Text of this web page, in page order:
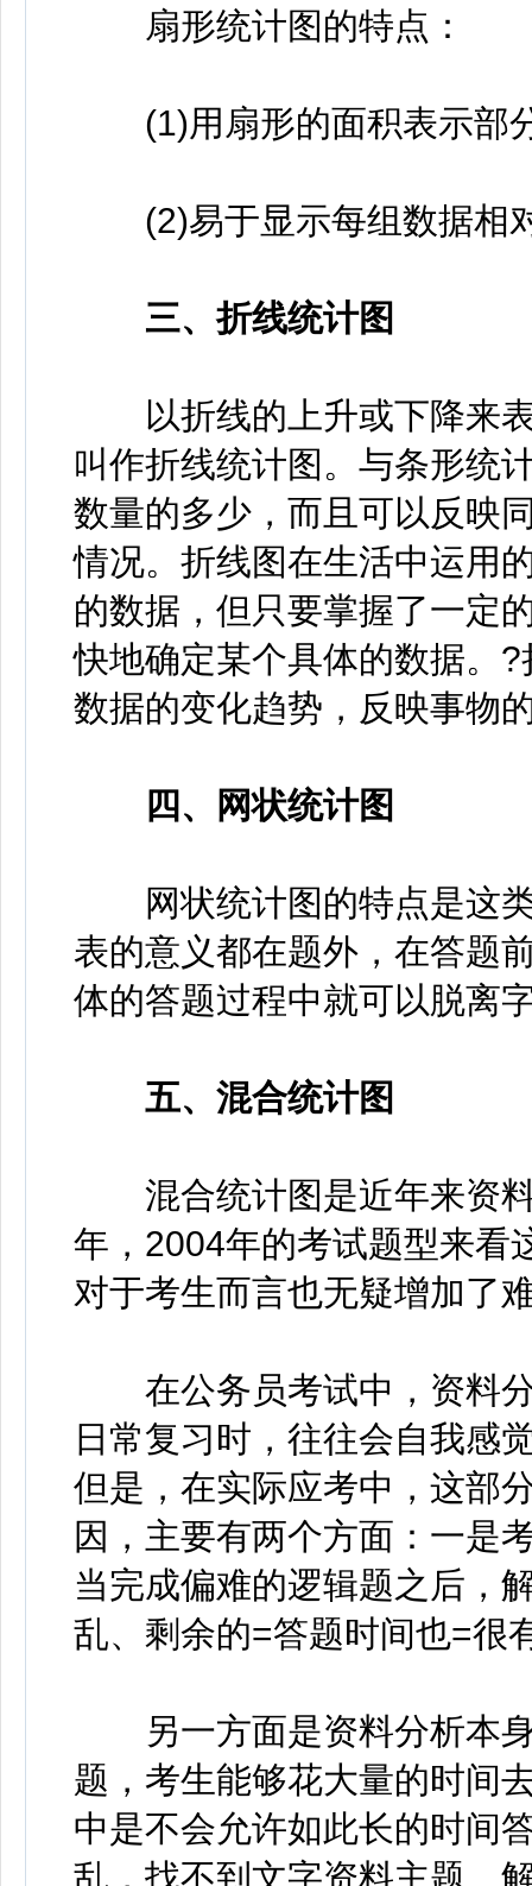
扇形统计图的特点：
(1)用扇形的面积表示部
(2)易于显示每组数据相
三、折线统计图
以折线的上升或下降来表
叫作折线统计图。与条形统
数量的多少，而且可以反映
情况。折线图在生活中运用
的数据，但只要掌握了一定
快地确定某个具体的数据。
数据的变化趋势，反映事物
四、网状统计图
网状统计图的特点是这类
表的意义都在题外，在答题
体的答题过程中就可以脱离
五、混合统计图
混合统计图是近年来资料
年，2004年的考试题型来看
对于考生而言也无疑增加了
在公务员考试中，资料分
日常复习时，往往会自我
但是，在实际应考中，这部
因，主要有两个方面： 一是
当完成偏难的逻辑题之后，
乱、剩余的=答题时间也=很
另一方面是资料分析本身
题，考生能够花大量的时间
中是不会允许如此长的时间
乱，找不到文字资料主题、